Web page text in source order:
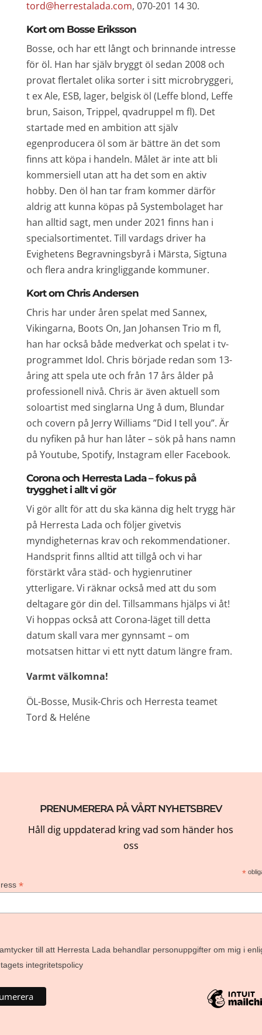
tord@herrestalada.com, 070-201 14 30.
Kort om Bosse Eriksson
Bosse, och har ett långt och brinnande intresse
för öl. Han har själv bryggt öl sedan 2008 och
provat flertalet olika sorter i sitt microbryggeri,
t ex Ale, ESB, lager, belgisk öl (Leffe blond, Leffe
brun, Saison, Trippel, qvadruppel m fl). Det
startade med en ambition att själv
egenproducera öl som är bättre än det som
finns att köpa i handeln. Målet är inte att bli
kommersiell utan att ha det som en aktiv
hobby. Den öl han tar fram kommer därför
aldrig att kunna köpas på Systembolaget har
han alltid sagt, men under 2021 finns han i
specialsortimentet. Till vardags driver ha
Evighetens Begravningsbyrå i Märsta, Sigtuna
och flera andra kringliggande kommuner.
Kort om Chris Andersen
Chris har under åren spelat med Sannex,
Vikingarna, Boots On, Jan Johansen Trio m fl,
han har också både medverkat och spelat i tv-
programmet Idol. Chris började redan som 13-
åring att spela ute och från 17 års ålder på
professionell nivå. Chris är även aktuell som
soloartist med singlarna Ung å dum, Blundar
och covern på Jerry Williams ”Did I tell you”. Är
du nyfiken på hur han låter – sök på hans namn
på Youtube, Spotify, Instagram eller Facebook.
Corona och Herresta Lada – fokus på
trygghet i allt vi gör
Vi gör allt för att du ska känna dig helt trygg här
på Herresta Lada och följer givetvis
myndigheternas krav och rekommendationer.
Handsprit finns alltid att tillgå och vi har
förstärkt våra städ- och hygienrutiner
ytterligare. Vi räknar också med att du som
deltagare gör din del. Tillsammans hjälps vi åt!
Vi hoppas också att Corona-läget till detta
datum skall vara mer gynnsamt – om
motsatsen hittar vi ett nytt datum längre fram.
Varmt välkomna!
ÖL-Bosse, Musik-Chris och Herresta teamet
Tord & Heléne
PRENUMERERA PÅ VÅRT NYHETSBREV
Håll dig uppdaterad kring vad som händer hos
oss
*
*
till att Herresta Lada behandlar personuppgifter om mig i
integritetspolicy